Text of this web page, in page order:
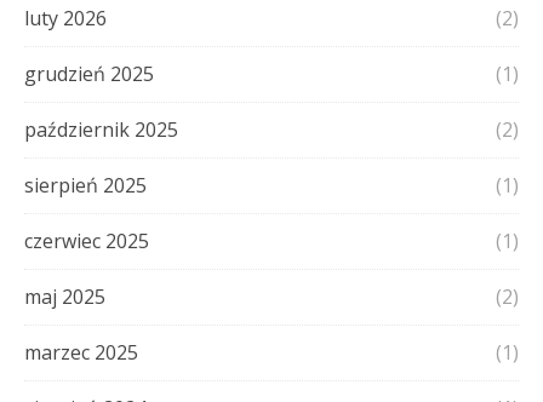
luty 2026 (2)
grudzień 2025 (1)
październik 2025 (2)
sierpień 2025 (1)
czerwiec 2025 (1)
maj 2025 (2)
marzec 2025 (1)